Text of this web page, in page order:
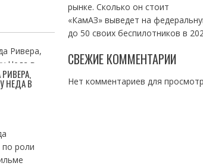
НЕДА В
по роли
рынке. Сколько он стоит
«КамАЗ» выведет на
до 50 своих беспилотников в
СВЕЖИЕ КОММЕНТАРИИ
Нет комментариев для